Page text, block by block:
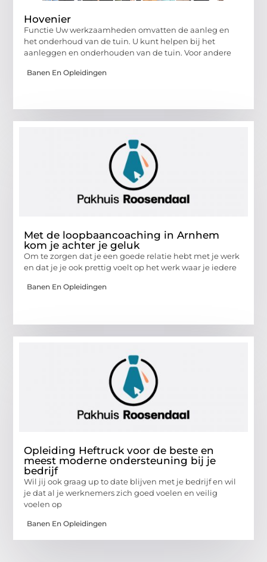
Hovenier
Functie Uw werkzaamheden omvatten de aanleg en
het onderhoud van de tuin. U kunt helpen bij het
aanleggen en onderhouden van de tuin. Voor andere
Banen En Opleidingen
Met de loopbaancoaching in Arnhem
kom je achter je geluk
Om te zorgen dat je een goede relatie hebt met je werk
en dat je je ook prettig voelt op het werk waar je iedere
Banen En Opleidingen
Opleiding Heftruck voor de beste en
meest moderne ondersteuning bij je
bedrijf
Wil jij ook graag up to date blijven met je bedrijf en wil
je dat al je werknemers zich goed voelen en veilig
voelen op
Banen En Opleidingen